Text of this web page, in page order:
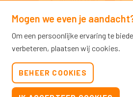
Mogen we even je
Om een persoonlijke ervaring te
verbeteren, plaatsen wij cookies.
BEHEER COOKIES